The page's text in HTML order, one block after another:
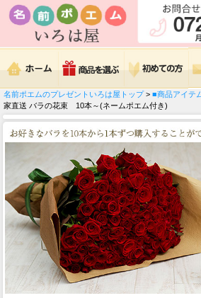
名前ポエムのプレゼントいろは屋トップ> ■商品アイテ
家直送 バラの花束 10本～(ネームポエム付き)